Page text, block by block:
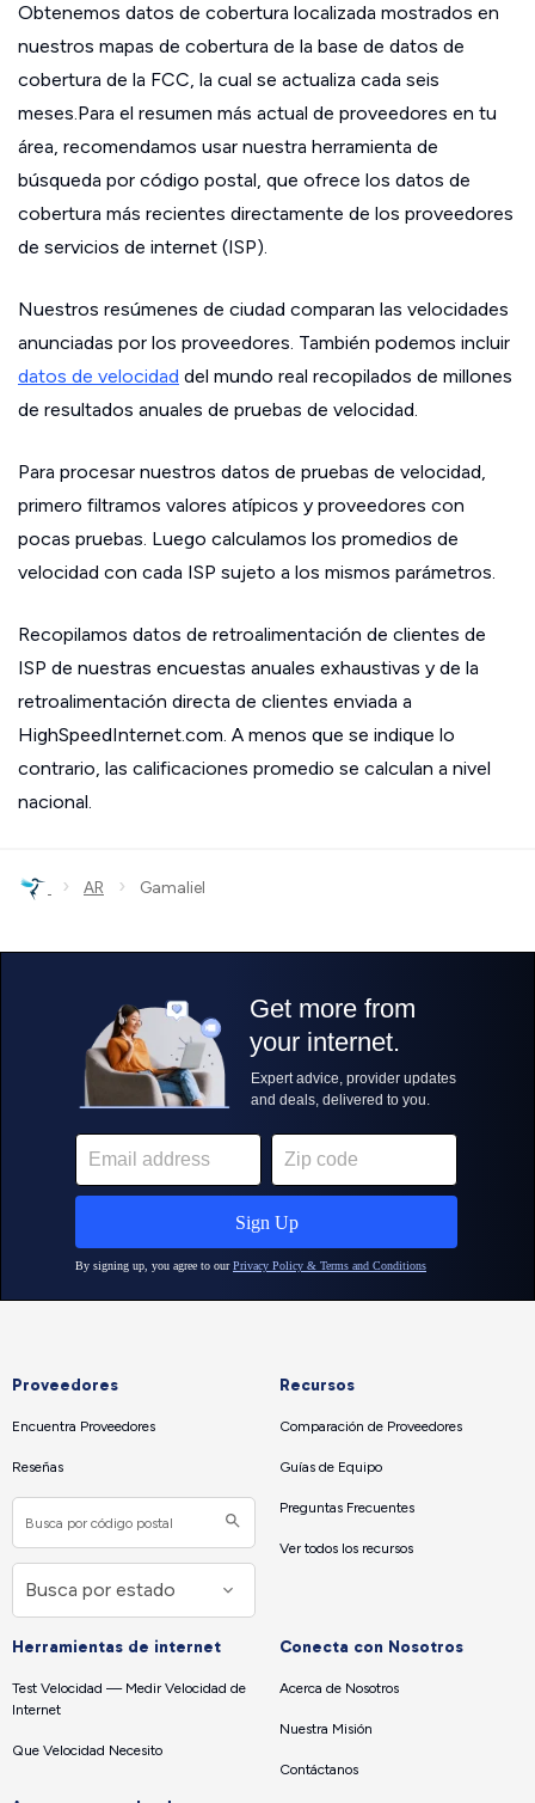
Obtenemos datos de cobertura localizada mostrados en
nuestros mapas de cobertura de la base de datos de
cobertura de la FCC, la cual se actualiza cada seis
meses.Para el resumen más actual de proveedores en tu
área, recomendamos usar nuestra herramienta de
búsqueda por código postal, que ofrece los datos de
cobertura más recientes directamente de los proveedores
de servicios de internet (ISP).
Nuestros resúmenes de ciudad comparan las velocidades
anunciadas por los proveedores. También podemos incluir
datos de velocidad del mundo real recopilados de millones
de resultados anuales de pruebas de velocidad.
Para procesar nuestros datos de pruebas de velocidad,
primero filtramos valores atípicos y proveedores con
pocas pruebas. Luego calculamos los promedios de
velocidad con cada ISP sujeto a los mismos parámetros.
Recopilamos datos de retroalimentación de clientes de
ISP de nuestras encuestas anuales exhaustivas y de la
retroalimentación directa de clientes enviada a
HighSpeedInternet.com. A menos que se indique lo
contrario, las calificaciones promedio se calculan a nivel
nacional.
› AR › Gamaliel
Proveedores
Encuentra Proveedores
Reseñas
Recursos
Comparación de Proveedores
Guías de Equipo
Preguntas Frecuentes
Ver todos los recursos
Herramientas de internet
Test Velocidad — Medir Velocidad de
Internet
Que Velocidad Necesito
Conecta con Nosotros
Acerca de Nosotros
Nuestra Misión
Contáctanos